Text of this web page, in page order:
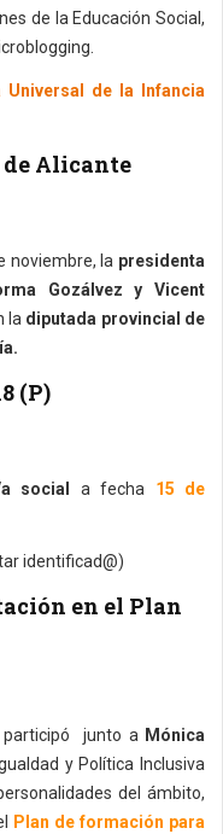
de la Educación Social,
Universal de la Infancia
Alicante
noviembre, la presidenta
Gozálvez y Vicent
la diputada provincial de
(P)
social a fecha 15 de
identificad@)
en el Plan
participó junto a Mónica
y Política Inclusiva
del ámbito,
Plan de formación para